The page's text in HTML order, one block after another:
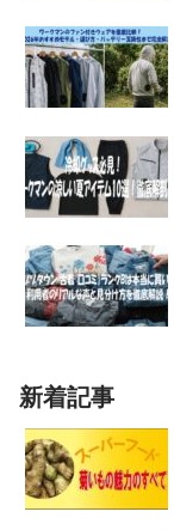
新着記事